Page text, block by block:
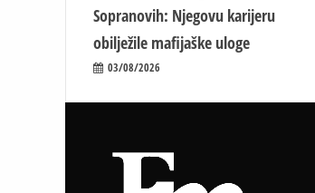
Sopranovih: Njegovu karijeru
obilježile mafijaške uloge
03/08/2026